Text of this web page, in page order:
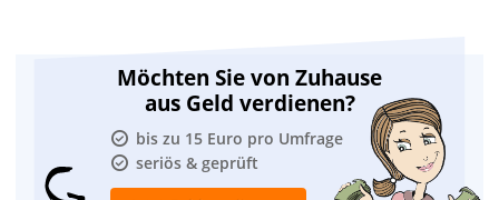
Möchten Sie von Zuhause
aus Geld verdienen?
bis zu 15 Euro pro Umfrage
seriös & geprüft